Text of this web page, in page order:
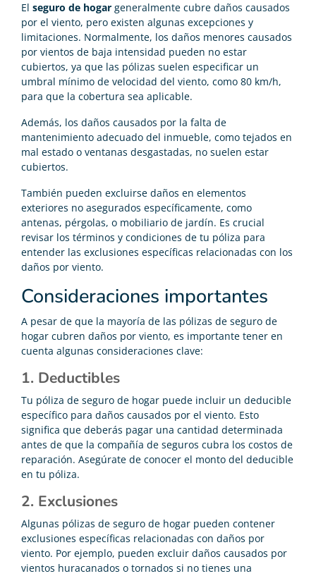
El seguro de hogar generalmente cubre daños causados
por el viento, pero existen algunas excepciones y
limitaciones. Normalmente, los daños menores causados
por vientos de baja intensidad pueden no estar
cubiertos, ya que las pólizas suelen especificar un
umbral mínimo de velocidad del viento, como 80 km/h,
para que la cobertura sea aplicable.
Además, los daños causados por la falta de
mantenimiento adecuado del inmueble, como tejados en
mal estado o ventanas desgastadas, no suelen estar
cubiertos.
También pueden excluirse daños en elementos
exteriores no asegurados específicamente, como
antenas, pérgolas, o mobiliario de jardín. Es crucial
revisar los términos y condiciones de tu póliza para
entender las exclusiones específicas relacionadas con los
daños por viento.
Consideraciones importantes
A pesar de que la mayoría de las pólizas de seguro de
hogar cubren daños por viento, es importante tener en
cuenta algunas consideraciones clave:
1. Deductibles
Tu póliza de seguro de hogar puede incluir un deducible
específico para daños causados por el viento. Esto
significa que deberás pagar una cantidad determinada
antes de que la compañía de seguros cubra los costos de
reparación. Asegúrate de conocer el monto del deducible
en tu póliza.
2. Exclusiones
Algunas pólizas de seguro de hogar pueden contener
exclusiones específicas relacionadas con daños por
viento. Por ejemplo, pueden excluir daños causados por
vientos huracanados o tornados si no tienes una